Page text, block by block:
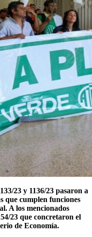
23 y 1136/23 pasaron a
que cumplen funciones
A los mencionados
23 que concretaron el
de Economía.